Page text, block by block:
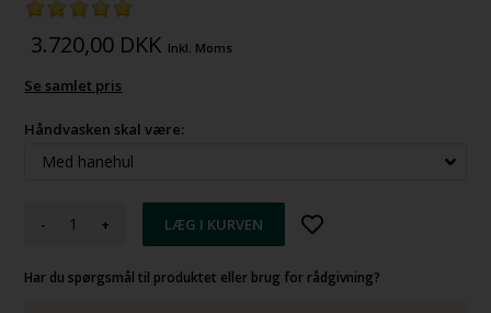
3.720,00 DKK Inkl. Moms
Se samlet pris
Håndvasken skal være:
- +
Har du spørgsmål til produktet eller brug for rådgivning?